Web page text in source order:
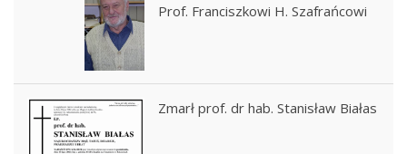
Prof. Franciszkowi H. Szafrańcowi
Zmarł prof. dr hab. Stanisław Białas